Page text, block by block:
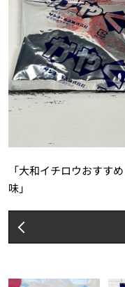
「大和イチロウおすす
味」